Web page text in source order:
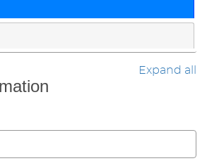
Expand all